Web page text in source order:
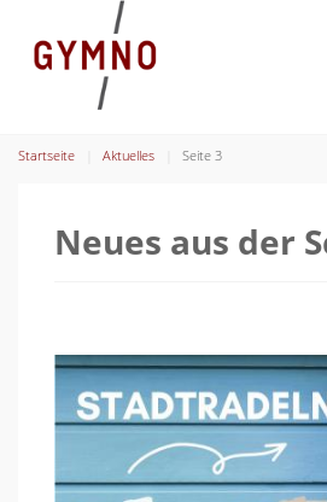
Startseite Aktuelles Seite 3
Neues aus der